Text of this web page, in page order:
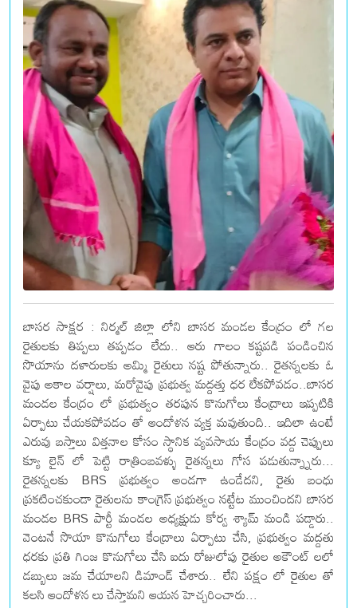
బాసర సాక్షర : నిర్మల్ జిల్లా లోని బాసర మండల కేంద్రం లో గల
రైతులకు తిప్పలు తప్పడం లేదు.. ఆరు గాలం కష్టపడి పండించిన
సొయాను దళారులకు అమ్మి రైతులు నష్ట పోతున్నారు.. రైతన్నలకు ఓ
వైపు అకాల వర్షాలు, మరోవైపు ప్రభుత్వ మద్దత్తు ధర లేకపోవడం..బాసర
మండల కేంద్రం లో ప్రభుత్వం తరపున కొనుగోలు కేంద్రాలు ఇప్పటికి
ఏర్పాటు చేయకపోవడం తో ఆందోళన వ్యక్త మవుతుంది.. ఇదిలా ఉంటే
ఎరువు బస్తాలు విత్తనాల కోసం స్థానిక వ్యవసాయ కేంద్రం వద్ద చెప్పులు
క్యూ లైన్ లో పెట్టి రాత్రింబవళ్ళు రైతన్నలు గోస పడుతున్న్నారు...
రైతన్నలకు BRS ప్రభుత్వం అండగా ఉండేదని, రైతు బంధు
ప్రకటించకుండా రైతులను కాంగ్రెస్ ప్రభుత్వం నట్టేట ముంచిందని బాసర
మండల BRS పార్టీ మండల అధ్యక్షుడు కోర్వ శ్యామ్ మండి పడ్డారు..
వెంటనే సొయా కొనుగోలు కేంద్రాలు ఏర్పాటు చేసి, ప్రభుత్వం మద్దతు
ధరకు ప్రతి గింజ కొనుగోలు చేసి ఐదు రోజులోపు రైతుల అకౌంట్ లలో
డబ్బులు జమ చేయాలని డిమాండ్ చేశారు.. లేని పక్షం లో రైతుల తో
కలసి ఆందోళన లు చేస్తామని ఆయన హెచ్చరించారు...